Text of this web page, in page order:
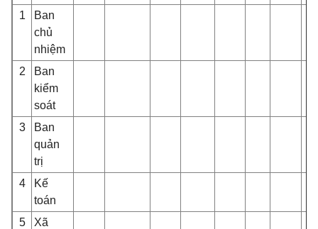
1
Ban
chủ
nhiệm
2
Ban
kiểm
soát
3
Ban
quản
trị
4
Kế
toán
5
Xã